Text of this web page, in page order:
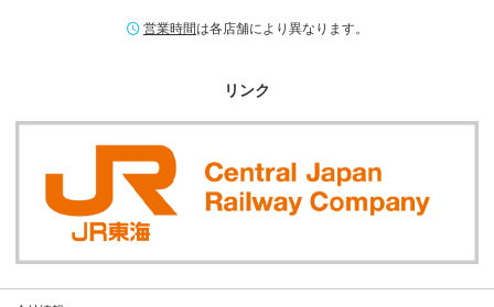
営業時間は各店舗により異なります。
リンク